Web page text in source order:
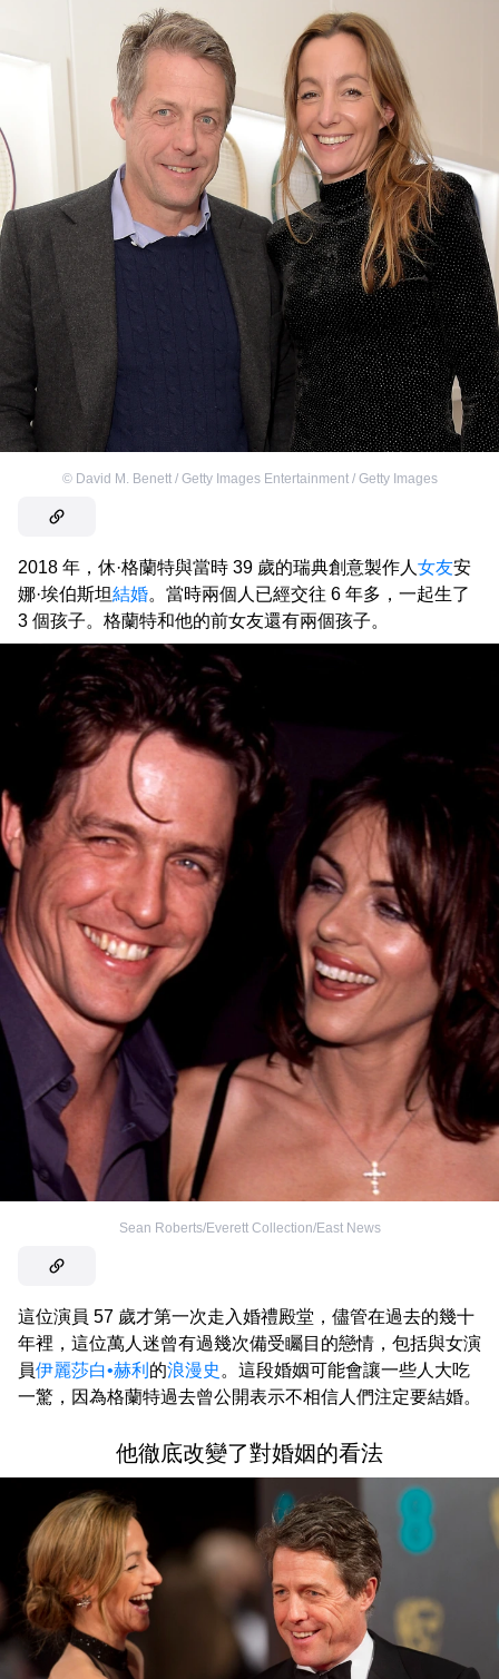
© David M. Benett / Getty Images Entertainment / Getty Images
2018 年，休·格蘭特與當時 39 歲的瑞典創意製作人 女友安
娜·埃伯斯坦結婚。當時兩個人已經交往 6 年多，一起生了
3 個孩子。格蘭特和他的前女友還有兩個孩子。
Sean Roberts/Everett Collection/East News
這位演員 57 歲才第一次走入婚禮殿堂，儘管在過去的幾十
年裡，這位萬人迷曾有過幾次備受矚目的戀情，包括與女演
員伊麗莎白•赫利 的浪漫史 。這段婚姻可能會讓一些人大吃
一驚，因為格蘭特過去曾公開表示不相信人們注定要結婚。
他徹底改變了對婚姻的看法